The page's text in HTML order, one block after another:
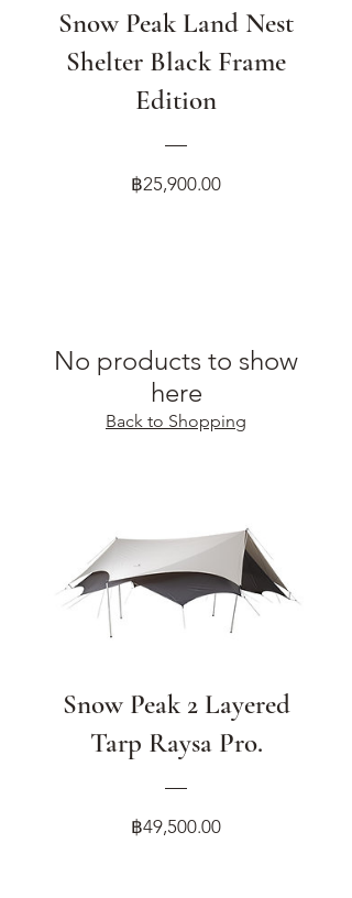
Snow Peak Land Nest
Shelter Black Frame
Edition
฿25,900.00Price
No products to show
here
Back to Shopping
Snow Peak 2 Layered
Tarp Raysa Pro.
฿49,500.00Price